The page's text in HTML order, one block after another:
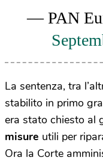
— PAN
La sentenza, tra
stabilito in primo
era stato chiesto al
misure utili per
Ora la Corte